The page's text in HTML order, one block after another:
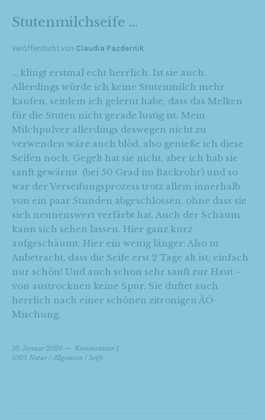
Stutenmilchseife …
Veröffentlicht von Claudia Pazdernik
… klingt erstmal echt herrlich. Ist sie auch.
Allerdings würde ich keine Stutenmilch mehr
kaufen, seitdem ich gelernt habe, dass das Melken
für die Stuten nicht gerade lustig ist. Mein
Milchpulver allerdings deswegen nicht zu
verwenden wäre auch blöd, also genieße ich diese
Seifen noch. Gegelt hat sie nicht, aber ich hab sie
sanft gewärmt (bei 50 Grad im Backrohr) und so
war der Verseifungsprozess trotz allem innerhalb
von ein paar Stunden abgeschlossen, ohne dass sie
sich nennenswert verfärbt hat. Auch der Schaum
kann sich sehen lassen. Hier ganz kurz
aufgeschäumt: Hier ein wenig länger: Also in
Anbetracht, dass die Seife erst 2 Tage alt ist, einfach
nur schön! Und auch schon sehr sanft zur Haut –
von austrocknen keine Spur. Sie duftet auch
herrlich nach einer schönen zitronigen ÄÖ-
Mischung.
10. Januar 2020
Kommentare 1
100% Natur /Allgemein /Seife